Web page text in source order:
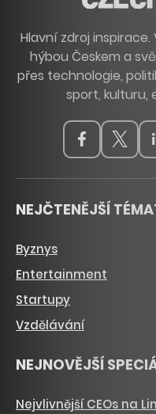
Hlavní zdroj
hýbou Českem a
přes technologie,
sport, kulturu,
NEJČTENĚJŠÍ
Byznys
Entertainment
Startupy
Vzdělávání
NEJNOVĚJŠÍ
Nejvlivnější CEOs na